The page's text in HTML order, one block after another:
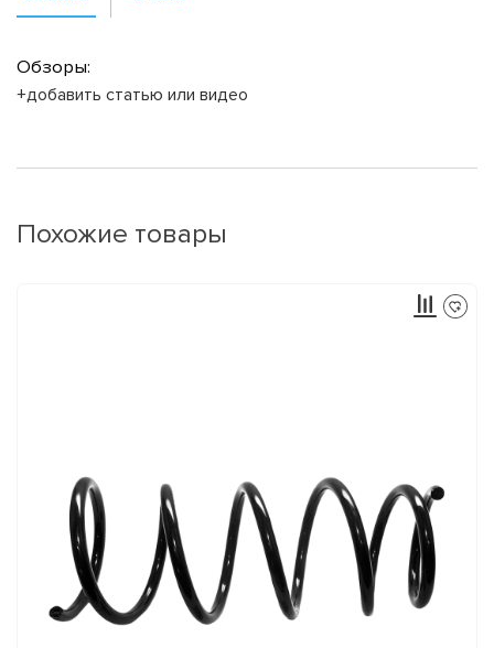
Обзоры:
+добавить статью или видео
Похожие товары